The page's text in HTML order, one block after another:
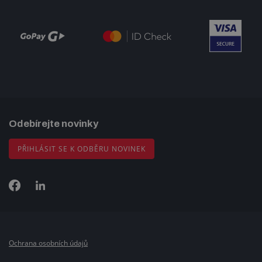
Odebírejte novinky
PŘIHLÁSIT SE K ODBĚRU NOVINEK
Ochrana osobních údajů